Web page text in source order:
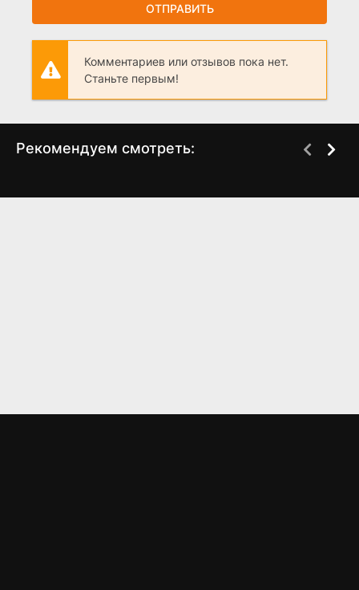
ОТПРАВИТЬ
Комментариев или отзывов пока нет.
Станьте первым!
Рекомендуем смотреть: